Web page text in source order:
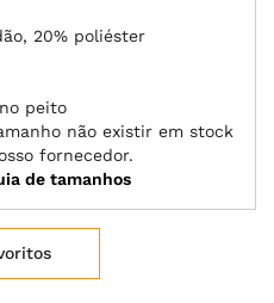
20% poliéster
peito
não existir em stock
fornecedor.
de tamanhos